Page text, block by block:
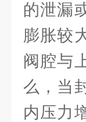
的泄漏
膨胀较
阀腔与
么，当
内压力